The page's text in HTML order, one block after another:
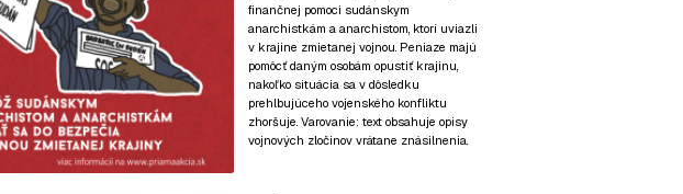
finančnej pomoci sudánskym
anarchistkám a anarchistom, ktorí uviazli
v krajine zmietanej vojnou. Peniaze majú
pomôcť daným osobám opustiť krajinu,
nakoľko situácia sa v dôsledku
prehlbujúceho vojenského konfliktu
zhoršuje. Varovanie: text obsahuje opisy
vojnových zločinov vrátane znásilnenia.